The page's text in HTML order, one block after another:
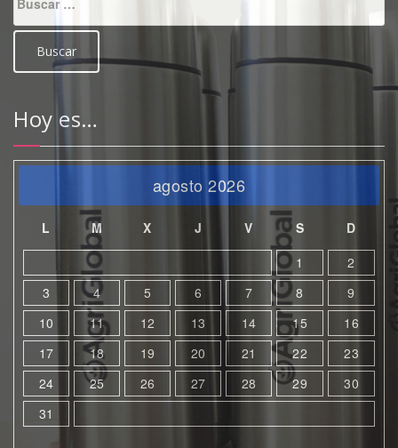
Hoy es…
agosto 2026
L M X J V S
D
1
2
3
4 5 6 7 8
9
10
11 12 13 14 15
16
17
18 19 20 21 22
23
24
25 26 27 28 29
30
31